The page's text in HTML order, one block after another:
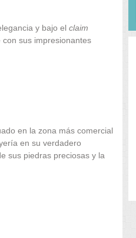
y bajo el claim
con sus impresionantes
en la zona más comercial
en su verdadero
sus piedras preciosas y la